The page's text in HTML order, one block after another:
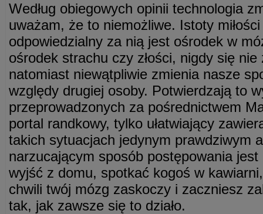
Według obiegowych opinii technologia
uważam, że to niemożliwe. Istoty
odpowiedzialny za nią jest ośrodek w
ośrodek strachu czy złości, nigdy się
natomiast niewątpliwie zmienia nasze
względy drugiej osoby. Potwierdzają to
przeprowadzonych za pośrednictwem
portal randkowy, tylko ułatwiający
takich sytuacjach jedynym prawdziwym
narzucającym sposób postępowania
wyjść z domu, spotkać kogoś w
chwili twój mózg zaskoczy i zaczniesz
tak, jak zawsze się to działo.